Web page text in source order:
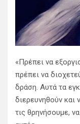
«Πρέπει να
πρέπει να
δράση. Αυτά τα
διερευνηθούν
τις θρηνήσουμε,